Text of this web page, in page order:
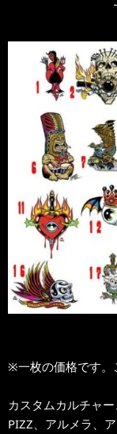
※一枚の価格です。
カスタムカルチャ
PIZZ、アルメラ、